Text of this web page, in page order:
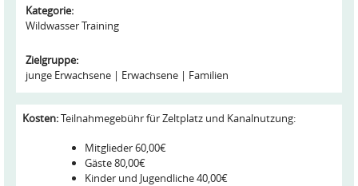
Kategorie:
Wildwasser Training
Zielgruppe:
junge Erwachsene
Erwachsene Familien
Kosten:Teilnahmegebühr für Zeltplatz und Kanalnutzung:
Mitglieder 60,00€
Gäste 80,00€
Kinder und Jugendliche 40,00€